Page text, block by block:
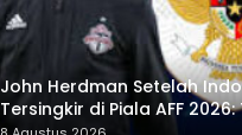
John Herdman Setelah
Tersingkir di Piala AFF